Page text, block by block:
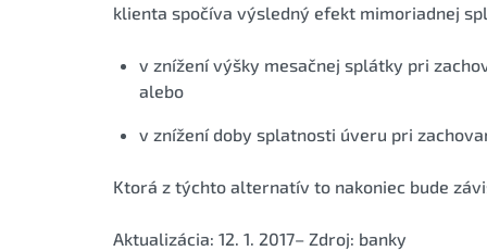
klienta spočíva výsledný efekt mimoriadnej
v znížení výšky mesačnej splátky pri
alebo
v znížení doby splatnosti úveru pri
Ktorá z týchto alternatív to nakoniec bude
Aktualizácia: 12. 1. 2017– Zdroj: banky